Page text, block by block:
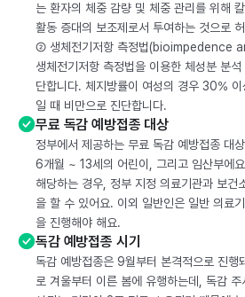
는 환자의 체중 감량 및 체중 관리를 위해
활동 증대의 보조제로서 투여하는 것으로
② 생체전기저항 측정법(bioimpedence
생체전기저항 측정법을 이용한 체성분 분
단합니다. 체지방률이 여성의 경우 30%
일 때 비만으로 진단합니다.
무료 독감 예방접종 대상
정부에서 제공하는 무료 독감 예방접종 대
6개월 ~ 13세의 어린이, 그리고 임산부에
해당하는 경우, 정부 지정 의료기관과 보건
을 할 수 있어요. 이외 일반인은 일반 의료
을 진행해야 해요.
독감 예방접종 시기
독감 예방접종은 9월부터 본격적으로 진행
로 겨울부터 이른 봄에 유행하는데, 독감